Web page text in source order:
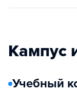
Кампус
Учебный